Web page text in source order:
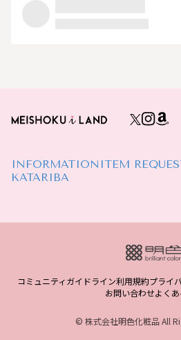
INFORMATION ITEM
KATARIBA
コミュニティガイドライン利用規約プライ
お問い合わせよく
© 株式会社明色化粧品 All